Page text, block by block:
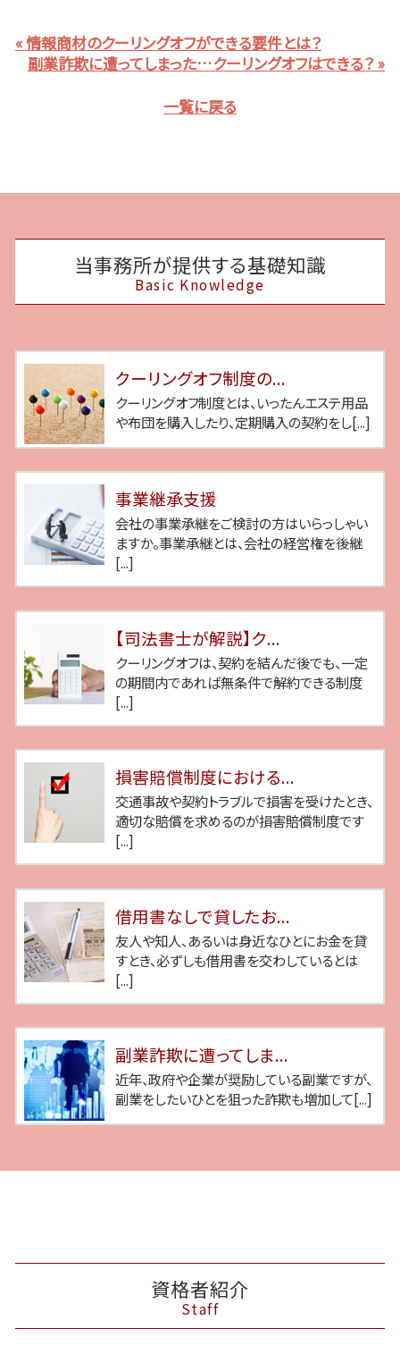
« 情報商材のクーリングオフができる要件とは？
副業詐欺に遭ってしまった…クーリングオフはできる？ »
一覧に戻る
当事務所が提供する基礎知識
Basic Knowledge
クーリングオフ制度の...
クーリングオフ制度とは、いったんエステ用品
や布団を購入したり、定期購入の契約をし[...]
事業継承支援
会社の事業承継をご検討の方はいらっしゃい
ますか。事業承継とは、会社の経営権を後継
[...]
【司法書士が解説】ク...
クーリングオフは、契約を結んだ後でも、一定
の期間内であれば無条件で解約できる制度
[...]
損害賠償制度における...
交通事故や契約トラブルで損害を受けたとき、
適切な賠償を求めるのが損害賠償制度です
[...]
借用書なしで貸したお...
友人や知人、あるいは身近なひとにお金を貸
すとき、必ずしも借用書を交わしているとは
[...]
副業詐欺に遭ってしま...
近年、政府や企業が奨励している副業ですが、
副業をしたいひとを狙った詐欺も増加して[...]
資格者紹介
Staff